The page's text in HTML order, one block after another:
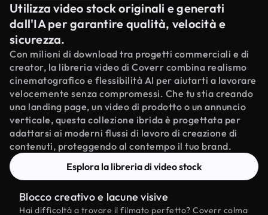
Utilizza video stock originali e generati
dall'IA per garantire qualità, velocità e
sicurezza.
Con milioni di download tra progetti commerciali e di
creator, la libreria video di Coverr combina realismo
cinematografico e flessibilità AI per aiutarti a lavorare
velocemente senza compromessi. Che tu stia creando
una landing page, un video di prodotto o un annuncio
verticale, questa collezione ibrida è progettata per
adattarsi ai moderni flussi di lavoro di creazione di
contenuti, proteggendo al contempo il tuo brand.
Esplora la libreria di video stock
Blocco creativo e lacune visive
Hai difficoltà a trovare il filmato perfetto? Coverr colma